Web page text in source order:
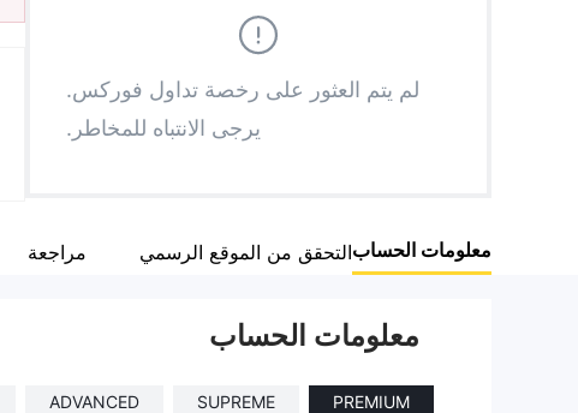
5
9
9
لم يتم العثور على رخصة تداول فوركس.
يرجى الانتباه للمخاطر.
معلومات الحسابالتحقق من الموقع الرسمي مراجعة
معلومات الحساب
PREMIUM
SUPREME
ADVANCED